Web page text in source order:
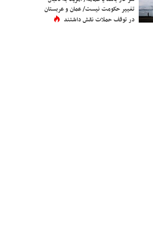
تغییر حکومت نیست/ عمان و عربستان
در توقف حملات نقش داشتند